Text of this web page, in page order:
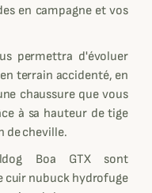
en campagne et vos
permettra d'évoluer
terrain accidenté, en
chaussure que vous
à sa hauteur de tige
de cheville.
Boa GTX sont
cuir nubuck hydrofuge